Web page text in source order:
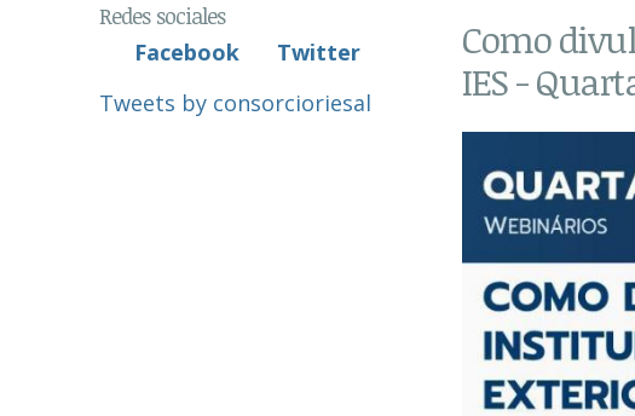
Redes sociales
Facebook
Twitter
Tweets by consorcioriesal
Como
IES -